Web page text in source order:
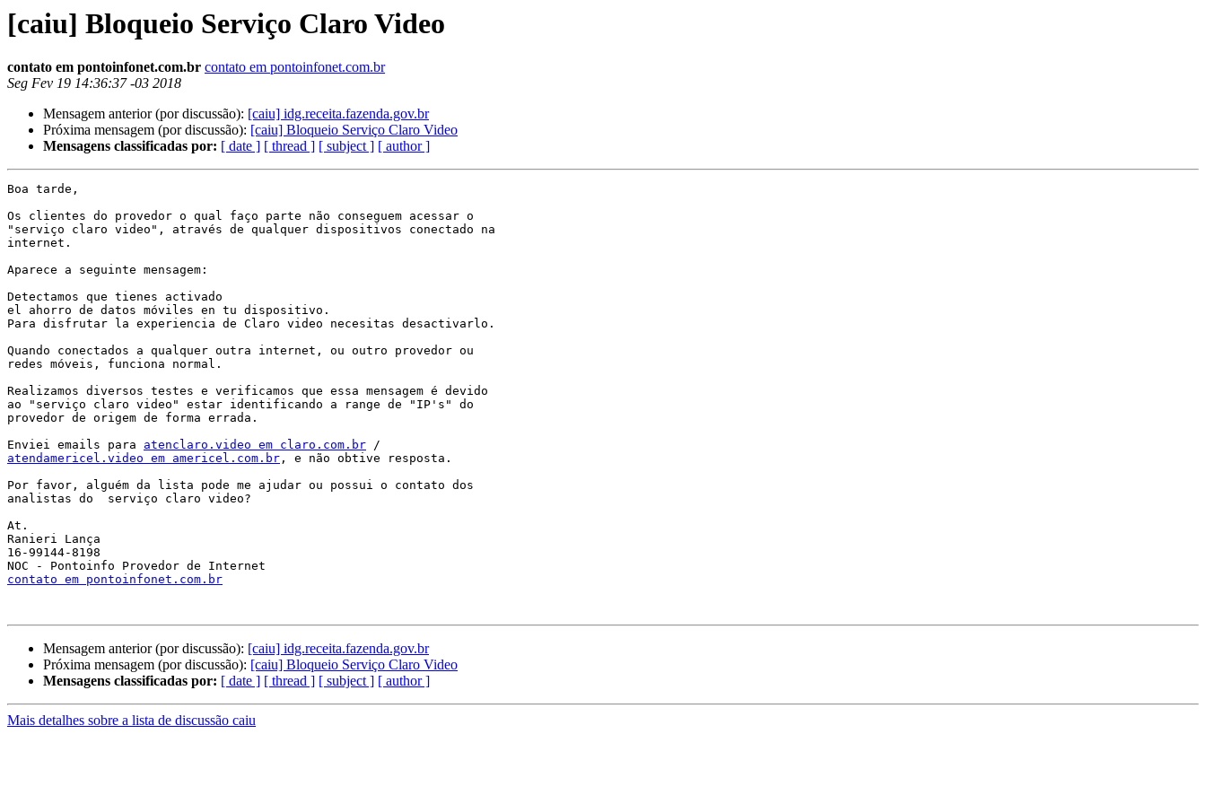
[caiu] Bloqueio Serviço Claro Video
contato em pontoinfonet.com.br contato em pontoinfonet.com.br
Seg Fev 19 14:36:37 -03 2018
Mensagem anterior (por discussão): [caiu] idg.receita.fazenda.gov.br
Próxima mensagem (por discussão): [caiu] Bloqueio Serviço Claro Video
Mensagens classificadas por: [ date ] [ thread ] [ subject ] [ author ]
Boa tarde,
Os clientes do provedor o qual faço parte não conseguem acessar o
"serviço claro video", através de qualquer dispositivos conectado na
internet.
Aparece a seguinte mensagem:
Detectamos que tienes activado
el ahorro de datos móviles en tu dispositivo.
Para disfrutar la experiencia de Claro video necesitas desactivarlo.
Quando conectados a qualquer outra internet, ou outro provedor ou
redes móveis, funciona normal.
Realizamos diversos testes e verificamos que essa mensagem é devido
ao "serviço claro video" estar identificando a range de "IP's" do
provedor de origem de forma errada.
Enviei emails para atenclaro.video em claro.com.br
atendamericel.video em americel.com.br , e não obtive resposta.
Por favor, alguém da lista pode me ajudar ou possui o contato dos
analistas do  serviço claro video?
At.
Ranieri Lança
16-99144-8198
contato em pontoinfonet.com.br
Mensagem anterior (por discussão): [caiu] idg.receita.fazenda.gov.br
Próxima mensagem (por discussão): [caiu] Bloqueio Serviço Claro Video
Mensagens classificadas por: [ date ] [ thread ] [ subject ] [ author ]
Mais detalhes sobre a lista de discussão caiu